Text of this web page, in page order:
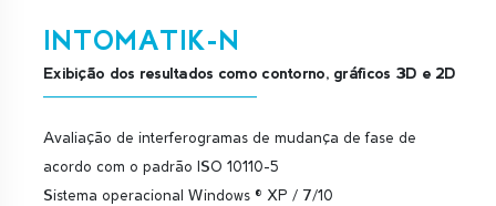
INTOMATIK-N
Exibição dos resultados como contorno, gráficos 3D e 2D
Avaliação de interferogramas de mudança de fase de
acordo com o padrão ISO 10110-5
Sistema operacional Windows ® XP / 7/10